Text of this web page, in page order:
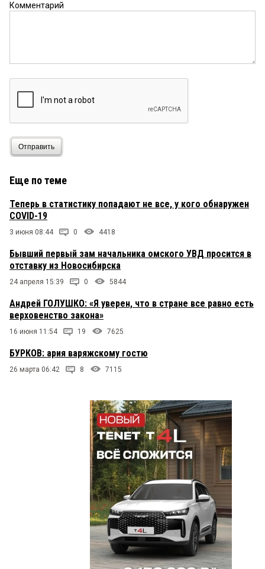
Комментарий
Отправить
Еще по теме
Теперь в статистику попадают не все, у кого обнаружен
COVID-19
3 июня 08:44 0 4418
Бывший первый зам начальника омского УВД просится в
отставку из Новосибирска
24 апреля 15:39 0 5844
Андрей ГОЛУШКО: «Я уверен, что в стране все равно есть
верховенство закона»
16 июня 11:54 19 7625
БУРКОВ: ария варяжскому гостю
26 марта 06:42 8 7115